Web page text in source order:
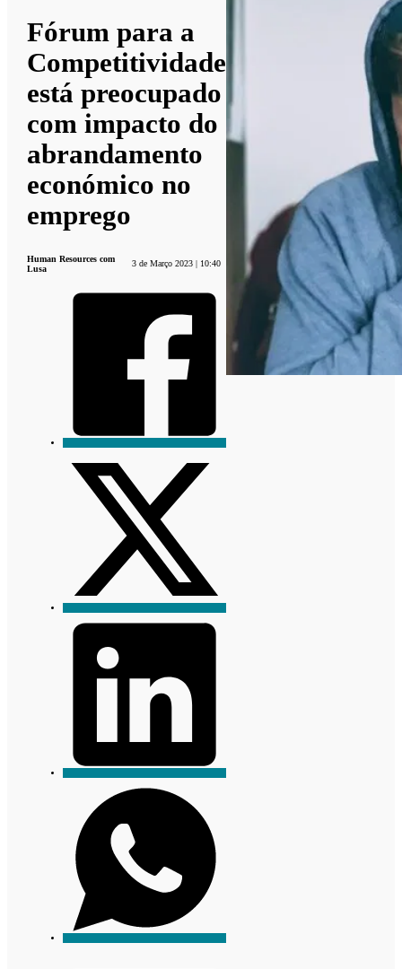
Fórum para a
Competitividade
está preocupado
com impacto do
abrandamento
económico no
emprego
Human Resources com
Lusa
3 de Março 2023 | 10:40